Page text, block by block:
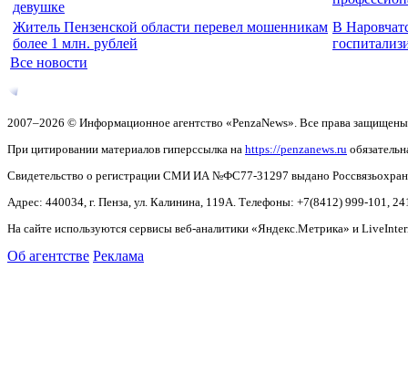
девушке
Житель Пензенской области перевел мошенникам
более 1 млн. рублей
В
Все новости
2007–2026 © Информационное агентство «PenzaNews». Все права
При цитировании материалов гиперссылка на https://penzanews.ru
Свидетельство о регистрации СМИ ИА №ФС77-31297 выдано
Адрес: 440034, г. Пенза, ул. Калинина, 119А. Телефоны: +7(8412) 999-101,
На сайте используются сервисы веб-аналитики «Яндекс.Метрика» и
Об агентстве Реклама